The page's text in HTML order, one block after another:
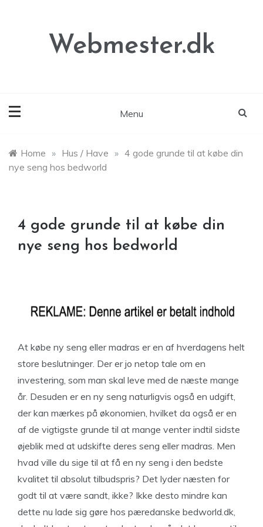
Webmester.dk
Menu
Home » Hus / Have » 4 gode grunde til at købe din
nye seng hos bedworld
4 gode grunde til at købe din
nye seng hos bedworld
At købe ny seng eller madras er en af hverdagens helt
store beslutninger. Der er jo netop tale om en
investering, som man skal leve med de næste mange
år. Desuden er en ny seng naturligvis også en udgift,
der kan mærkes på økonomien, hvilket da også er en
af de vigtigste grunde til at mange venter indtil sidste
øjeblik med at udskifte deres seng eller madras. Men
hvad ville du sige til at få en ny seng i den bedste
kvalitet til absolut tilbudspris? Det lyder næsten for
godt til at være sandt, ikke? Ikke desto mindre kan
dette nu lade sig gøre hos pæredanske bedworld.dk,